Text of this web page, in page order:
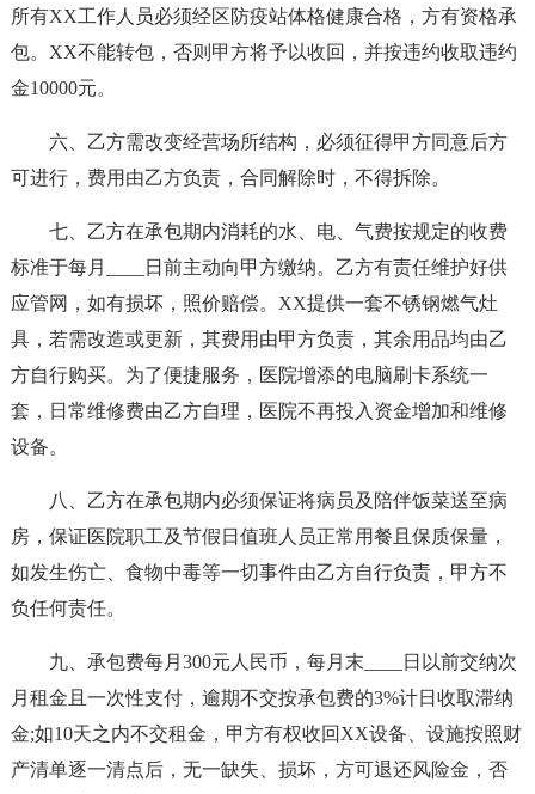
所有XX工作人员必须经区防疫站体格健康合格，方有资格承
包。XX不能转包，否则甲方将予以收回，并按违约收取违约
金10000元。
六、乙方需改变经营场所结构，必须征得甲方同意后方
可进行，费用由乙方负责，合同解除时，不得拆除。
七、乙方在承包期内消耗的水、电、气费按规定的收费
标准于每月____日前主动向甲方缴纳。乙方有责任维护好供
应管网，如有损坏，照价赔偿。XX提供一套不锈钢燃气灶
具，若需改造或更新，其费用由甲方负责，其余用品均由乙
方自行购买。为了便捷服务，医院增添的电脑刷卡系统一
套，日常维修费由乙方自理，医院不再投入资金增加和维修
设备。
八、乙方在承包期内必须保证将病员及陪伴饭菜送至病
房，保证医院职工及节假日值班人员正常用餐且保质保量，
如发生伤亡、食物中毒等一切事件由乙方自行负责，甲方不
负任何责任。
九、承包费每月300元人民币，每月末____日以前交纳次
月租金且一次性支付，逾期不交按承包费的3%计日收取滞纳
金;如10天之内不交租金，甲方有权收回XX设备、设施按照财
产清单逐一清点后，无一缺失、损坏，方可退还风险金，否